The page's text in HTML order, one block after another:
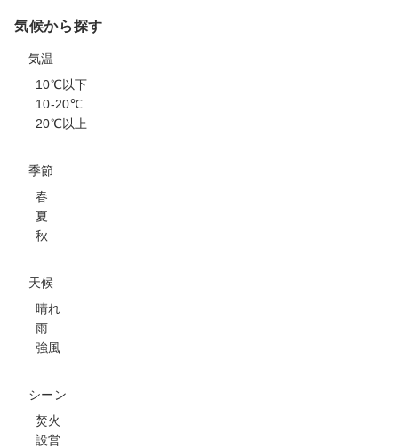
気候から探す
気温
10℃以下
10-20℃
20℃以上
季節
春
夏
秋
天候
晴れ
雨
強風
シーン
焚火
設営